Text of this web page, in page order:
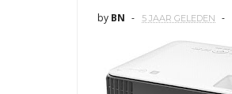
by BN 5 JAAR GELEDEN